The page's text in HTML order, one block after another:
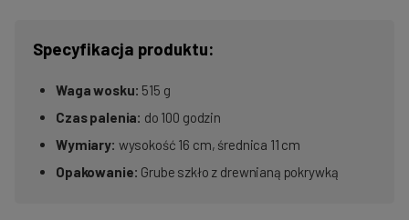
Specyfikacja produktu:
Waga wosku: 515 g
Czas palenia: do 100 godzin
Wymiary: wysokość 16 cm, średnica 11 cm
Opakowanie: Grube szkło z drewnianą pokrywką